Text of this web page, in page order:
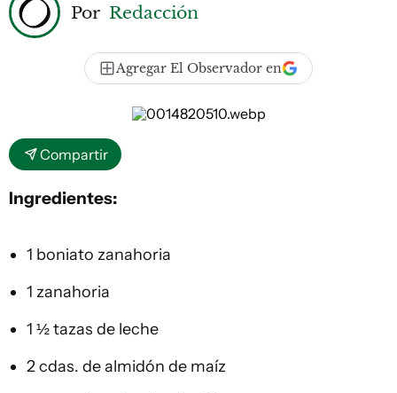
Por Redacción
Agregar El Observador en
Compartir
Ingredientes:
1 boniato zanahoria
1 zanahoria
1 ½ tazas de leche
2 cdas. de almidón de maíz